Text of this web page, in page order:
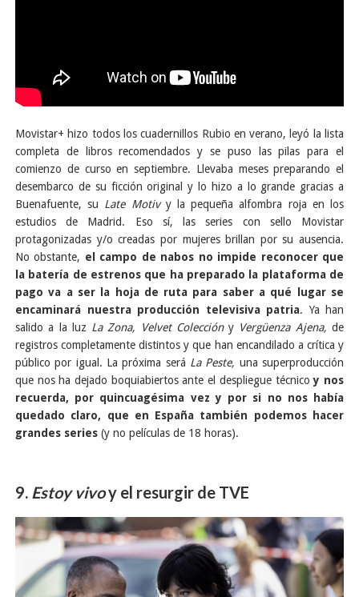
Movistar+ hizo todos los cuadernillos Rubio en verano, leyó la lista
completa de libros recomendados y se puso las pilas para el
comienzo de curso en septiembre. Llevaba meses preparando el
desembarco de su ficción original y lo hizo a lo grande gracias a
Buenafuente, su Late Motiv y la pequeña alfombra roja en los
estudios de Madrid. Eso sí, las series con sello Movistar
protagonizadas y/o creadas por mujeres brillan por su ausencia.
No obstante, el campo de nabos no impide reconocer que
la batería de estrenos que ha preparado la plataforma de
pago va a ser la hoja de ruta para saber a qué lugar se
encaminará nuestra producción televisiva patria. Ya han
salido a la luz La Zona, Velvet Coleccióny Vergüenza Ajena,de
registros completamente distintos y que han encandilado a crítica y
público por igual. La próxima será La Peste, una superproducción
que nos ha dejado boquiabiertos ante el despliegue técnicoy nos
recuerda, por quincuagésima vez y por si no nos había
quedado claro, que en España también podemos hacer
grandes series (y no películas de 18 horas).
9. Estoy vivoy el resurgir de TVE